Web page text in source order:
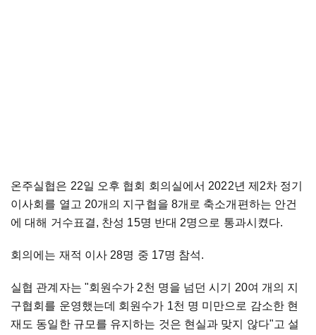
온주실협은 22일 오후 협회 회의실에서 2022년 제2차 정기
이사회를 열고 20개의 지구협을 8개로 축소개편하는 안건
에 대해 거수표결, 찬성 15명 반대 2명으로 통과시켰다.
회의에는 재적 이사 28명 중 17명 참석.
실협 관계자는 "회원수가 2천 명을 넘던 시기 20여 개의 지
구협회를 운영했는데 회원수가 1천 명 미만으로 감소한 현
재도 동일한 규모를 유지하는 것은 현실과 맞지 않다"고 설